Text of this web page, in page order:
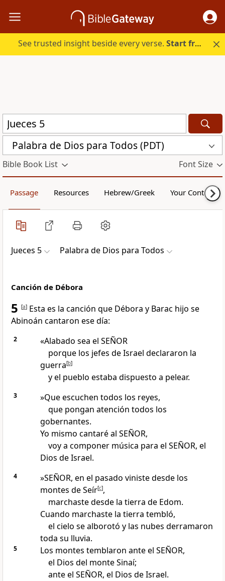
See trusted insight beside every verse.Start free.
Palabra de Dios para Todos (PDT)
Bible Book List Font Size
Passage Resources Hebrew/Greek Your Content
Jueces 5 Palabra de Dios para Todos
Canción de Débora
5 [a] Esta es la canción que Débora y Barac hijo se
Abinoán cantaron ese día:
2
«Alabado sea el SEÑOR
porque los jefes de Israel declararon la
guerra[b]
y el pueblo estaba dispuesto a pelear.
3
»Que escuchen todos los reyes,
que pongan atención todos los
gobernantes.
Yo mismo cantaré al SEÑOR,
voy a componer música para el SEÑOR, el
Dios de Israel.
4
»SEÑOR, en el pasado viniste desde los
montes de Seír[c],
marchaste desde la tierra de Edom.
Cuando marchaste la tierra tembló,
el cielo se alborotó y las nubes derramaron
toda su lluvia.
5
Los montes temblaron ante el SEÑOR,
el Dios del monte Sinaí;
ante el SEÑOR, el Dios de Israel.